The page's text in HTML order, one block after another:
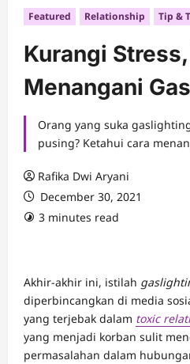
Featured Relationship Tip &
Kurangi
Menangani
Orang yang suka
pusing? Ketahui cara
Rafika Dwi Aryani
December 30, 2021
3 minutes read
Akhir-akhir ini, istilah
diperbincangkan di media
yang terjebak dalam toxic
yang menjadi korban sulit
permasalahan dalam